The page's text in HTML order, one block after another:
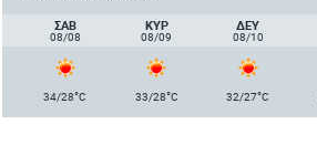
ΣΑΒ
08/08
ΚΥΡ
08/09
ΔΕΥ
08/10
34/28°C 33/28°C 32/27°C